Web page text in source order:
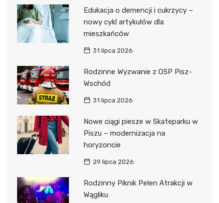
Edukacja o demencji i cukrzycy –
nowy cykl artykułów dla
mieszkańców
31 lipca 2026
Rodzinne Wyzwanie z OSP Pisz-
Wschód
31 lipca 2026
Nowe ciągi piesze w Skateparku w
Piszu – modernizacja na
horyzoncie
29 lipca 2026
Rodzinny Piknik Pełen Atrakcji w
Wągliku